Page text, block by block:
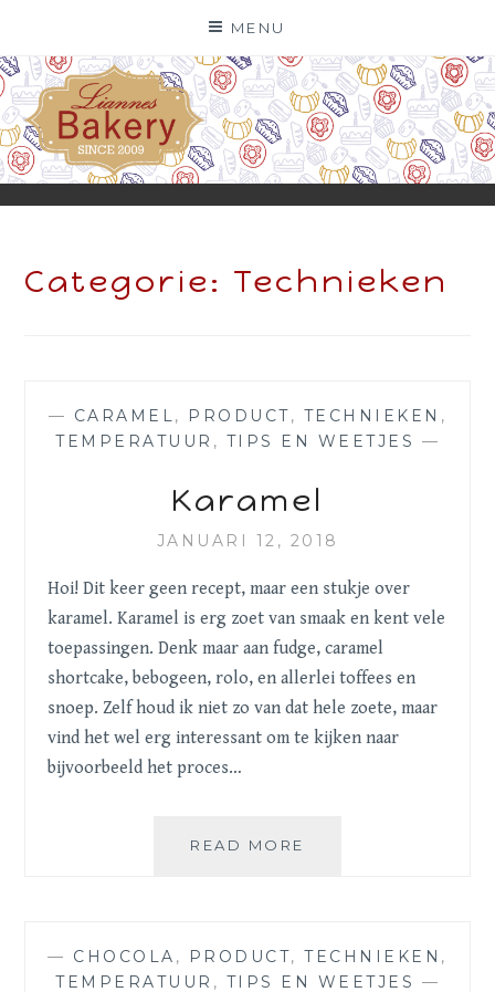
content
MENU
Categorie: Technieken
— CARAMEL, PRODUCT, TECHNIEKEN ,
TEMPERATUUR , TIPS EN WEETJES —
Karamel
JANUARI 12, 2018
Hoi! Dit keer geen recept, maar een stukje over
karamel. Karamel is erg zoet van smaak en kent vele
toepassingen. Denk maar aan fudge, caramel
shortcake, bebogeen, rolo, en allerlei toffees en
snoep. Zelf houd ik niet zo van dat hele zoete, maar
vind het wel erg interessant om te kijken naar
bijvoorbeeld het proces…
READ MORE
— CHOCOLA , PRODUCT,TECHNIEKEN ,
TEMPERATUUR , TIPS EN WEETJES —